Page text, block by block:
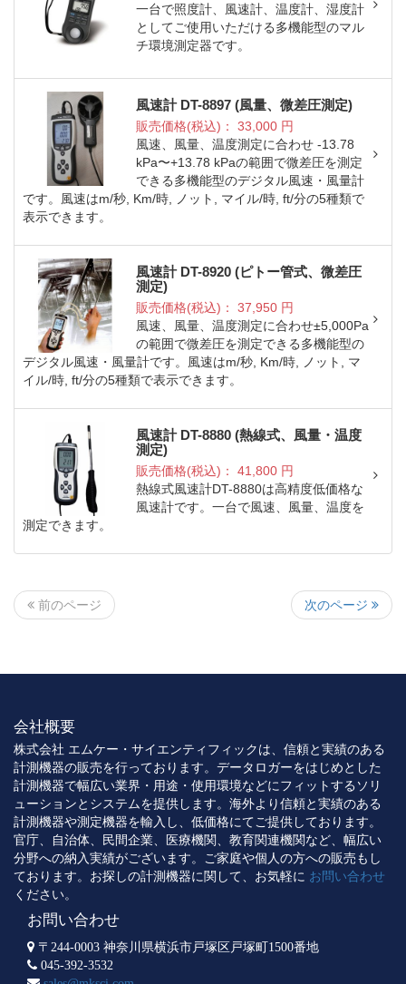
一台で照度計、風速計、温度計、湿度計
としてご使用いただける多機能型のマル
チ環境測定器です。
風速計 DT-8897 (風量、微差圧測定)
販売価格(税込)： 33,000円
風速、風量、温度測定に合わせ -13.78
kPa〜+13.78 kPaの範囲で微差圧を測定
できる多機能型のデジタル風速・風量計
です。風速はm/秒, Km/時, ノット, マイル/時, ft/分の5種類で
表示できます。
風速計 DT-8920 (ピトー管式、微差圧
測定)
販売価格(税込)： 37,950円
風速、風量、温度測定に合わせ±5,000Pa
の範囲で微差圧を測定できる多機能型の
デジタル風速・風量計です。風速はm/秒, Km/時, ノット, マ
イル/時, ft/分の5種類で表示できます。
風速計 DT-8880 (熱線式、風量・温度
測定)
販売価格(税込)： 41,800円
熱線式風速計DT-8880は高精度低価格な
風速計です。一台で風速、風量、温度を
測定できます。
前のページ 次のページ
会社概要
株式会社 エムケー・サイエンティフィックは、信頼と実績のある
計測機器の販売を行っております。データロガーをはじめとした
計測機器で幅広い業界・用途・使用環境などにフィットするソリ
ューションとシステムを提供します。海外より信頼と実績のある
計測機器や測定機器を輸入し、低価格にてご提供しております。
官庁、自治体、民間企業、医療機関、教育関連機関など、幅広い
分野への納入実績がございます。ご家庭や個人の方への販売もし
ております。お探しの計測機器に関して、お気軽に お問い合わせ
ください。
お問い合わせ
〒244-0003 神奈川県横浜市戸塚区戸塚町1500番地
045-392-3532